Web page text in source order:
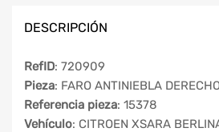
DESCRIPCIÓN
RefID: 720909
Pieza: FARO ANTINIEBLA
Referencia pieza: 15378
Vehículo: CITROEN XSARA